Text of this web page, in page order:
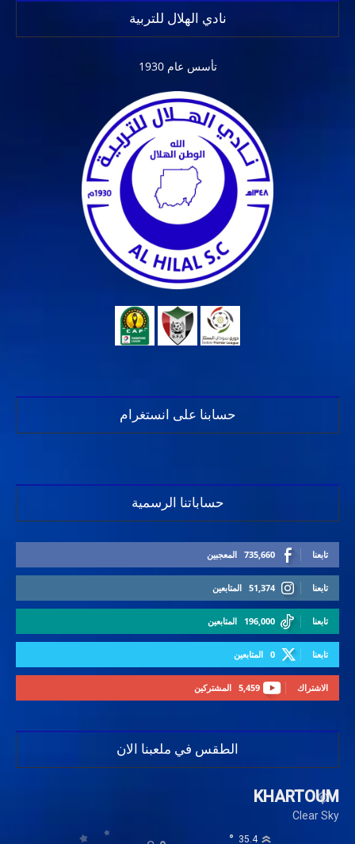
نادي الهلال للتربية
تأسس عام 1930
حسابنا على انستغرام
حساباتنا الرسمية
735,660 المعجبين تابعنا
51,374 المتابعين تابعنا
196,000 المتابعين تابعنا
0 المتابعين تابعنا
5,459 المشتركين الاشتراك
الطقس في ملعبنا الان
KHARTOUM
Clear Sky
35.4
°